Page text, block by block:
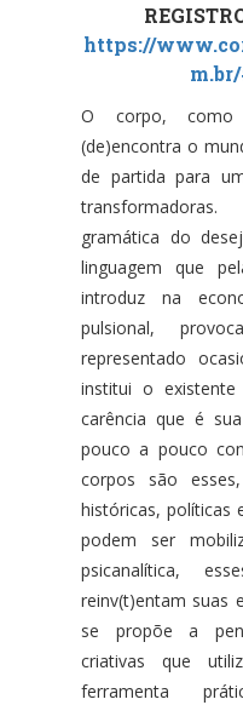
https://
O corpo, como
(de)encontra o
de partida para
gramática do
linguagem que
introduz na
pulsional,
representado
institui o
carência que é
pouco a pouco
corpos são
históricas, políticas
podem ser
psicanalítica,
reinv(t)entam suas
se propõe a
criativas que
ferramenta